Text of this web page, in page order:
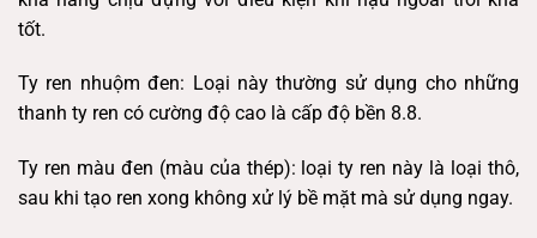
tốt.
Ty ren nhuộm đen: Loại này thường sử dụng cho những
thanh ty ren có cường độ cao là cấp độ bền 8.8.
Ty ren màu đen (màu của thép): loại ty ren này là loại thô,
sau khi tạo ren xong không xử lý bề mặt mà sử dụng ngay.